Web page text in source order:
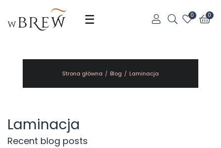
Toggle
navigation
☰ 0
0
Strona główna Blog Laminacja
Laminacja
Recent blog posts